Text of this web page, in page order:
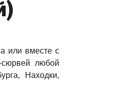
или вместе с
сюрвей любой
Находки,